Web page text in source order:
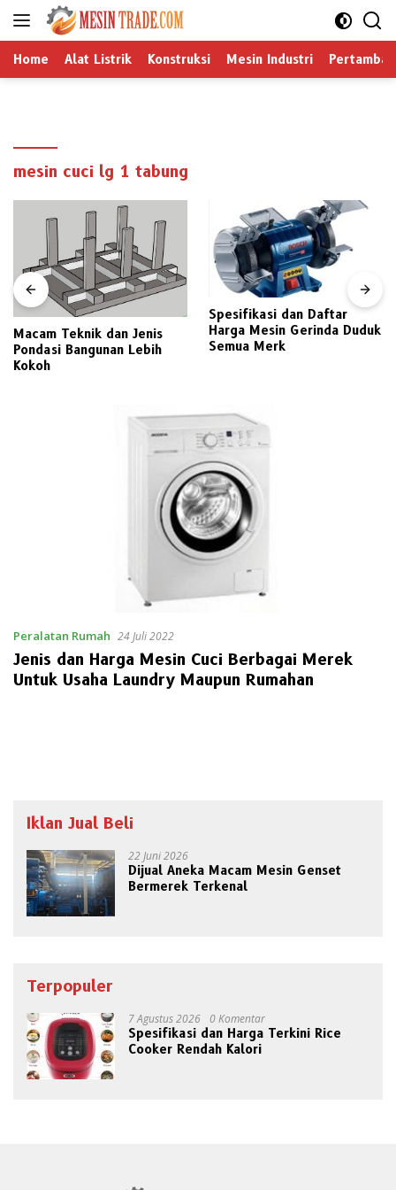
Langsung
Home Alat Listrik Konstruksi Mesin Industri
mesin cuci lg 1 tabung
Macam Teknik dan Jenis
Pondasi Bangunan Lebih
Kokoh
Spesifikasi dan Daftar
Harga Mesin Gerinda Duduk
Semua Merk
Peralatan Rumah 24 Juli 2022
Jenis dan Harga Mesin Cuci Berbagai Merek
Untuk Usaha Laundry Maupun Rumahan
Iklan Jual Beli
22 Juni 2026
Dijual Aneka Macam Mesin Genset
Bermerek Terkenal
Terpopuler
7 Agustus 2026 0 Komentar
Spesifikasi dan Harga Terkini Rice
Cooker Rendah Kalori